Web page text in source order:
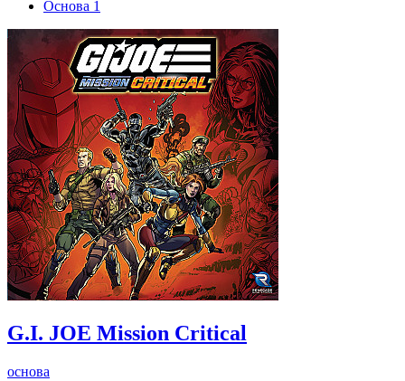
Основа 1
G.I. JOE Mission Critical
основа